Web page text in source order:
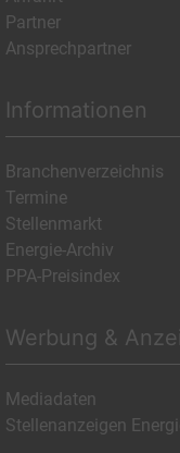
Partner
Ansprechpartner
Informationen
Branchenverzeichnis
Termine
Stellenmarkt
Energie-Archiv
PPA-Preisindex
Werbung &
Mediadaten
Stellenanzeigen